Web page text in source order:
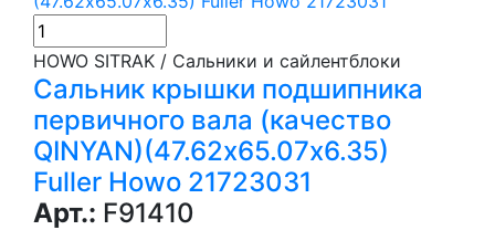
HOWO SITRAK / Сальники и сайлентблоки
Сальник крышки подшипника
первичного вала (качество
QINYAN)(47.62х65.07х6.35)
Fuller Howo 21723031
Арт.: F91410